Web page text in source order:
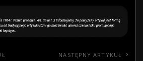
NASTĘPNY ARTYKUŁ